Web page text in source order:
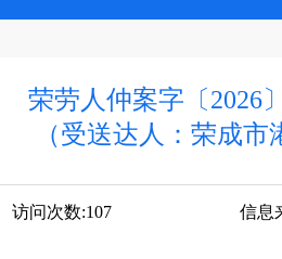
荣劳人仲案字〔2026
（受送达人：荣成市
访问次数:107 信息